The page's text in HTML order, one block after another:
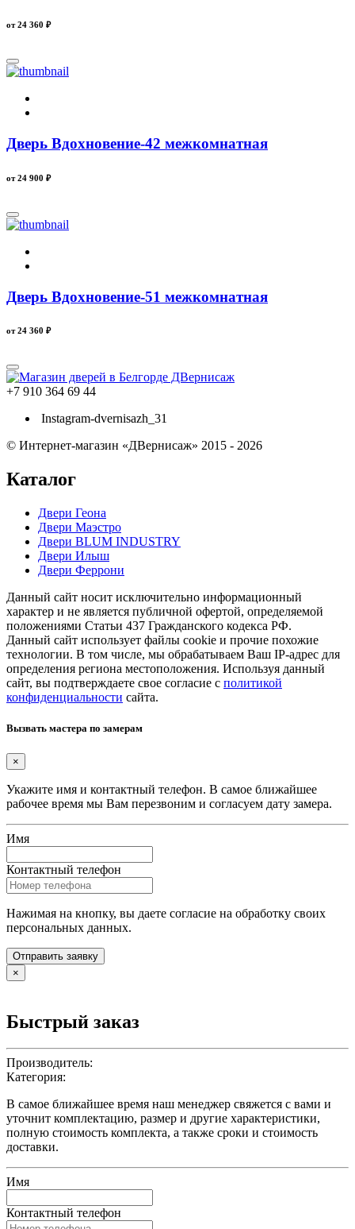
от 24 360 ₽
Дверь Вдохновение-42 межкомнатная
от 24 900 ₽
Дверь Вдохновение-51 межкомнатная
от 24 360 ₽
+7 910 364 69 44
Instagram-dvernisazh_31
© Интернет-магазин «ДВернисаж» 2015 - 2026
Каталог
Двери Геона
Двери Маэстро
Двери BLUM INDUSTRY
Двери Илыш
Двери Феррони
Данный сайт носит исключительно информационный
характер и не является публичной офертой, определяемой
положениями Статьи 437 Гражданского кодекса РФ.
Данный сайт использует файлы cookie и прочие похожие
технологии. В том числе, мы обрабатываем Ваш IP-адрес для
определения региона местоположения. Используя данный
сайт, вы подтверждаете свое согласие с политикой
конфиденциальности сайта.
Вызвать мастера по замерам
×
Укажите имя и контактный телефон. В самое ближайшее
рабочее время мы Вам перезвоним и согласуем дату замера.
Имя
Контактный телефон
Нажимая на кнопку, вы даете согласие на обработку своих
персональных данных.
Отправить заявку
×
Быстрый заказ
Производитель:
Категория:
В самое ближайшее время наш менеджер свяжется с вами и
уточнит комплектацию, размер и другие характеристики,
полную стоимость комплекта, а также сроки и стоимость
доставки.
Имя
Контактный телефон